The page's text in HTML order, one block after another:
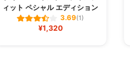
ィット ペシャル エディション
3.69(1)
¥1,320